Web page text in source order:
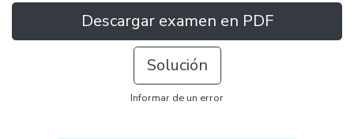
Descargar examen en PDF
Solución
Informar de un error